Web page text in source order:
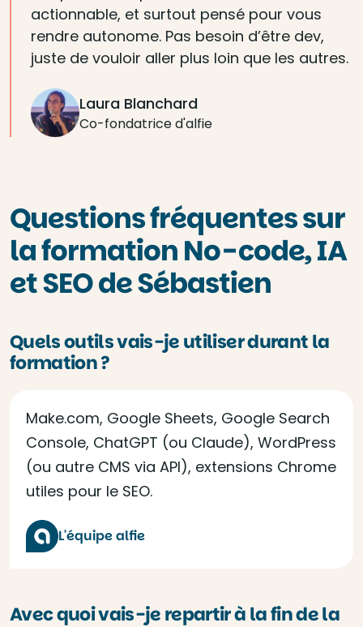
actionnable, et surtout pensé pour vous
rendre autonome. Pas besoin d’être dev,
juste de vouloir aller plus loin que les autres.
Laura Blanchard
Co-fondatrice d'alfie
Questions fréquentes sur
la formation No-code, IA
et SEO de Sébastien
Quels outils vais-je utiliser durant la
formation ?
Make.com, Google Sheets, Google Search
Console, ChatGPT (ou Claude), WordPress
(ou autre CMS via API), extensions Chrome
utiles pour le SEO.
L'équipe alfie
Avec quoi vais-je repartir à la fin de la